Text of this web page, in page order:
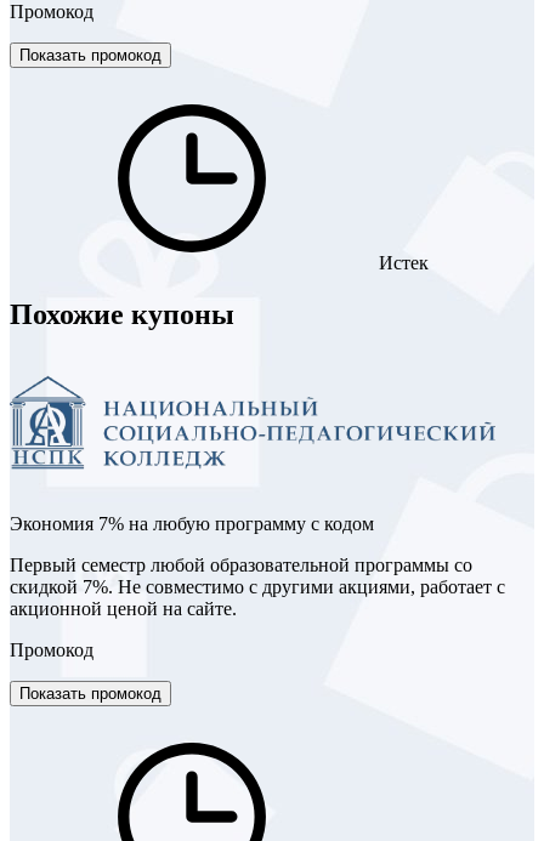
Промокод
Показать промокод
Истек
Похожие купоны
Экономия 7% на любую программу с кодом
Первый семестр любой образовательной программы со
скидкой 7%. Не совместимо с другими акциями, работает с
акционной ценой на сайте.
Промокод
Показать промокод